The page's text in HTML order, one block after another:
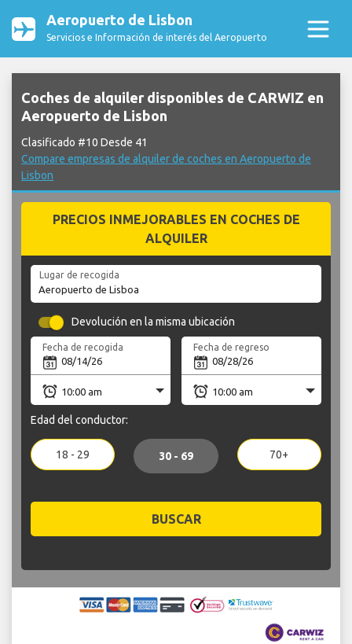
Aeropuerto de Lisbon
Servicios e Información de interés del Aeropuerto
Coches de alquiler disponibles de CARWIZ en
Aeropuerto de Lisbon
Clasificado #10 Desde 41
Compare empresas de alquiler de coches en Aeropuerto de
Lisbon
PRECIOS INMEJORABLES EN COCHES DE
ALQUILER
Lugar de recogida
Devolución en la misma ubicación
Fecha de recogida Fecha de regreso
Edad del conductor:
18 - 29 30 - 69 70+
BUSCAR